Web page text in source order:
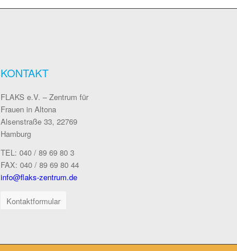
KONTAKT
FLAKS e.V. – Zentrum für
Frauen in Altona
Alsenstraße 33, 22769
Hamburg
TEL: 040 / 89 69 80 3
FAX: 040 / 89 69 80 44
info@flaks-zentrum.de
Kontaktformular